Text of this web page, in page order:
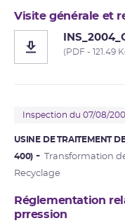
Visite générale et
(PDF - 121.49
Inspection du 07/08/
USINE DE TRAITEMENT
400)
Transformation
Recyclage
Réglementation
prression